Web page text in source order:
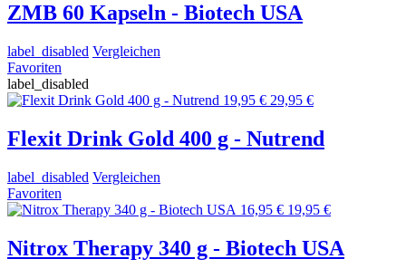
ZMB 60 Kapseln - Biotech USA
label_disabled Vergleichen
Favoriten
label_disabled
19,95 € 29,95 €
Flexit Drink Gold 400 g - Nutrend
label_disabled Vergleichen
Favoriten
16,95 € 19,95 €
Nitrox Therapy 340 g - Biotech USA